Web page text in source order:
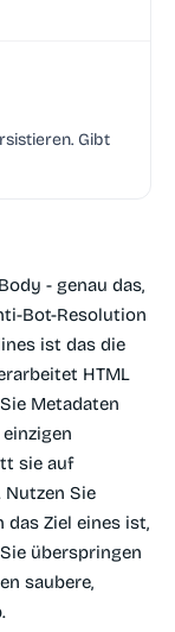
Gibt
- genau das,
Bot-Resolution
ist das die
HTML
Metadaten
einzigen
sie auf
Nutzen Sie
das Ziel eines ist,
überspringen
saubere,